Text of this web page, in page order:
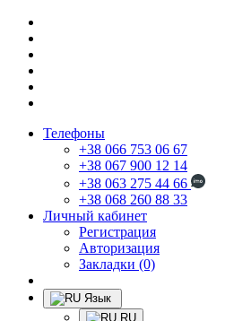
Телефоны
+38 066 753 06 67
+38 067 900 12 14
+38 063 275 44 66
+38 068 260 88 33
Личный кабинет
Регистрация
Авторизация
Закладки (0)
Язык
RU